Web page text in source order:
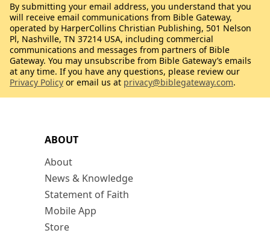
ABOUT
About
News & Knowledge
Statement of Faith
Mobile App
Store
By submitting your email address, you understand that you
will receive email communications from Bible Gateway,
operated by HarperCollins Christian Publishing, 501 Nelson
Pl, Nashville, TN 37214 USA, including commercial
communications and messages from partners of Bible
Gateway. You may unsubscribe from Bible Gateway’s emails
at any time. If you have any questions, please review our
Privacy Policy or email us at privacy@biblegateway.com.